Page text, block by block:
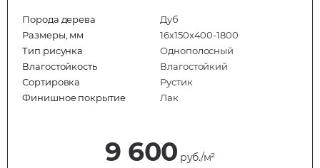
Порода дерева
Дуб
Размеры, мм
16х150х400-1800
Тип рисунка
Однополосный
Влагостойкость
Влагостойкий
Сортировка
Рустик
Финишное покрытие
Лак
9 600 руб./м²